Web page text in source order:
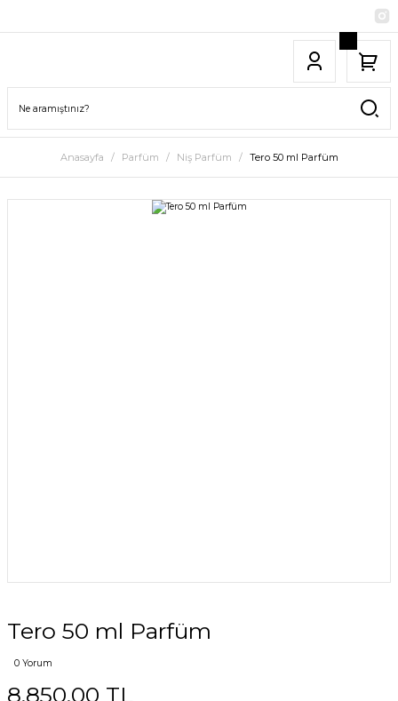
Anasayfa Parfüm Niş Parfüm Tero 50 ml Parfüm
Tero 50 ml Parfüm
0 Yorum
8.850,00 TL